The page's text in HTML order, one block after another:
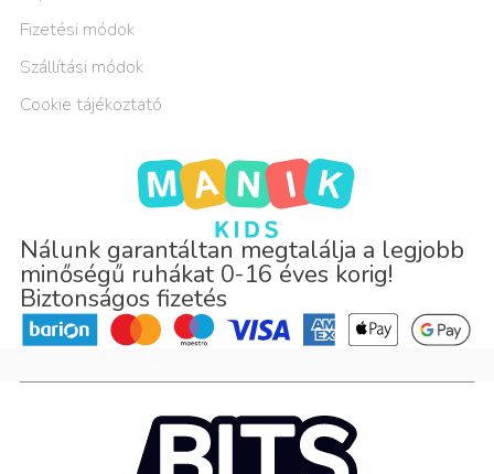
Nálunk garantáltan megtalálja a legjobb
minőségű ruhákat 0-16 éves korig!
Biztonságos fizetés
Fizetési módok
Szállítási módok
Cookie tájékoztató